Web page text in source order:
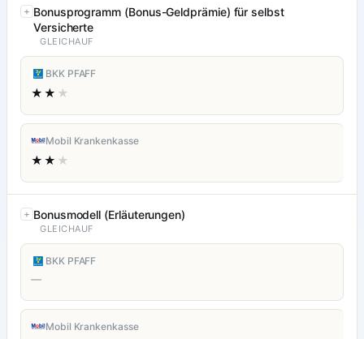
Bonusprogramm (Bonus-Geldprämie) für selbst
Versicherte
GLEICHAUF
BKK PFAFF
★★ ★
Mobil Krankenkasse
★★ ★
Bonusmodell (Erläuterungen)
GLEICHAUF
BKK PFAFF
—
Mobil Krankenkasse